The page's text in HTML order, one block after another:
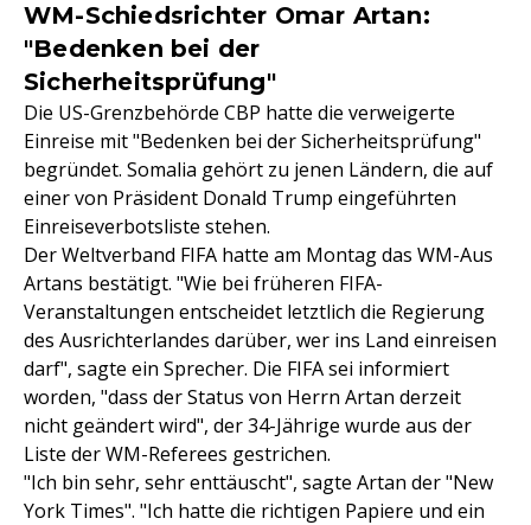
WM-Schiedsrichter Omar Artan:
"Bedenken bei der
Sicherheitsprüfung"
Die US-Grenzbehörde CBP hatte die verweigerte
Einreise mit "Bedenken bei der Sicherheitsprüfung"
begründet. Somalia gehört zu jenen Ländern, die auf
einer von Präsident Donald Trump eingeführten
Einreiseverbotsliste stehen.
Der Weltverband FIFA hatte am Montag das WM-Aus
Artans bestätigt. "Wie bei früheren FIFA-
Veranstaltungen entscheidet letztlich die Regierung
des Ausrichterlandes darüber, wer ins Land einreisen
darf", sagte ein Sprecher. Die FIFA sei informiert
worden, "dass der Status von Herrn Artan derzeit
nicht geändert wird", der 34-Jährige wurde aus der
Liste der WM-Referees gestrichen.
"Ich bin sehr, sehr enttäuscht", sagte Artan der "New
York Times". "Ich hatte die richtigen Papiere und ein